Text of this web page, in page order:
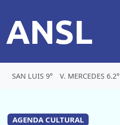
ANSL
SAN LUIS 9° V. MERCEDES 6.2°
AGENDA CULTURAL